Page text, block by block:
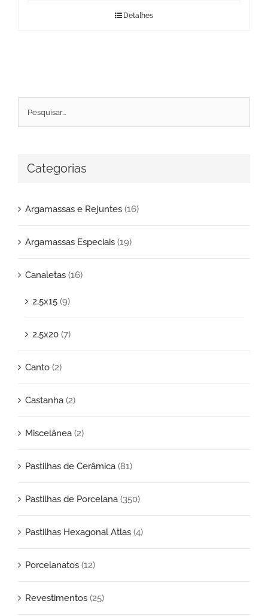
Detalhes
Categorias
Argamassas e Rejuntes (16)
Argamassas Especiais (19)
Canaletas (16)
2,5x15 (9)
2,5x20 (7)
Canto (2)
Castanha (2)
Miscelânea (2)
Pastilhas de Cerâmica (81)
Pastilhas de Porcelana (350)
Pastilhas Hexagonal Atlas (4)
Porcelanatos (12)
Revestimentos (25)